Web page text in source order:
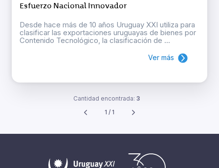
Esfuerzo Nacional Innovador
Desde hace más de 10 años Uruguay XXI utiliza para
clasificar las exportaciones uruguayas de bienes por
Contenido Tecnológico, la clasificación de ...
Ver más
Cantidad encontrada: 3
1 / 1